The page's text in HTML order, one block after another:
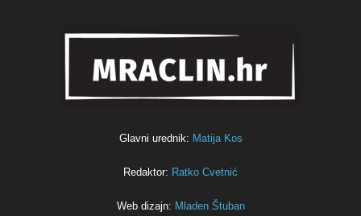
Glavni urednik: Matija Kos
Redaktor: Ratko Cvetnić
Web dizajn: Mladen Štuban